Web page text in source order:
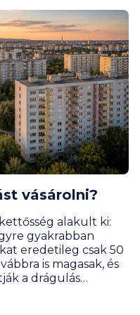
vásárolni?
alakult ki:
gyakrabban
eredetileg csak 50
is magasak, és
a drágulás
lakásformát.